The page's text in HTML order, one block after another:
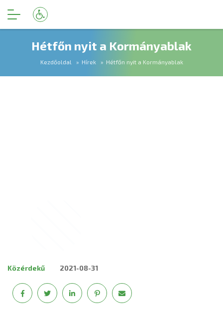
Hétfőn nyit a Kormányablak
Kezdőoldal Hírek Hétfőn nyit a Kormányablak
Közérdekű 2021-08-31